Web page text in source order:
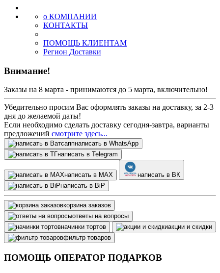
о КОМПАНИИ
КОНТАКТЫ
ПОМОЩЬ КЛИЕНТАМ
Регион Доставки
Внимание!
Заказы на 8 марта - принимаются до 5 марта, включительно!
Убедительно просим Вас оформлять заказы на доставку, за 2-3
дня до желаемой даты!
Если необходимо сделать доставку сегодня-завтра, варианты
предложений смотрите здесь...
написать в WhatsApp
написать в Telegram
написать в МАХ
написать в ВК
написать в BiP
корзина заказов
ответы на вопросы
начинки тортов
акции и скидки
фильтр товаров
ПОМОЩЬ ОПЕРАТОР ПОДАРКОВ